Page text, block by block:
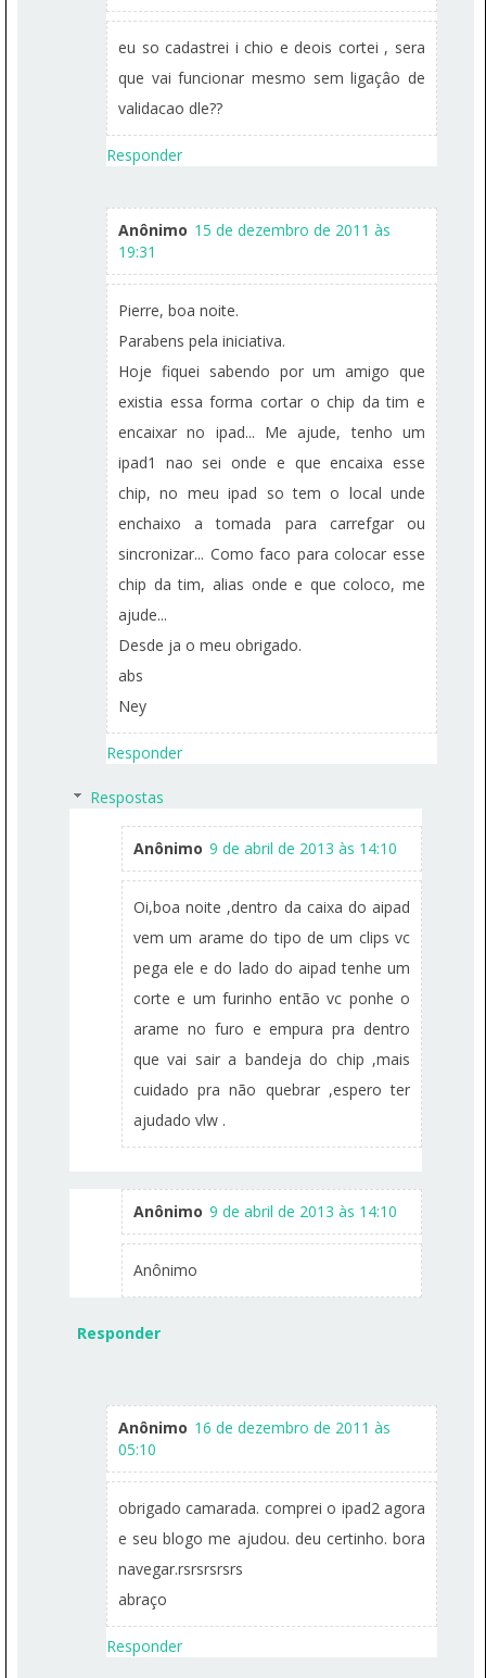
eu so cadastrei i chio e deois cortei , sera
que vai funcionar mesmo sem ligaçâo de
validacao dle??
Responder
Anônimo 15 de dezembro de 2011 às
19:31
Pierre, boa noite.
Parabens pela iniciativa.
Hoje fiquei sabendo por um amigo que
existia essa forma cortar o chip da tim e
encaixar no ipad... Me ajude, tenho um
ipad1 nao sei onde e que encaixa esse
chip, no meu ipad so tem o local unde
enchaixo a tomada para carrefgar ou
sincronizar... Como faco para colocar esse
chip da tim, alias onde e que coloco, me
ajude...
Desde ja o meu obrigado.
abs
Ney
Responder
Respostas
Anônimo 9 de abril de 2013 às 14:10
Oi,boa noite ,dentro da caixa do aipad
vem um arame do tipo de um clips vc
pega ele e do lado do aipad tenhe um
corte e um furinho então vc ponhe o
arame no furo e empura pra dentro
que vai sair a bandeja do chip ,mais
cuidado pra não quebrar ,espero ter
ajudado vlw .
Anônimo 9 de abril de 2013 às 14:10
Anônimo
Responder
Anônimo 16 de dezembro de 2011 às
05:10
obrigado camarada. comprei o ipad2 agora
e seu blogo me ajudou. deu certinho. bora
navegar.rsrsrsrsrs
abraço
Responder